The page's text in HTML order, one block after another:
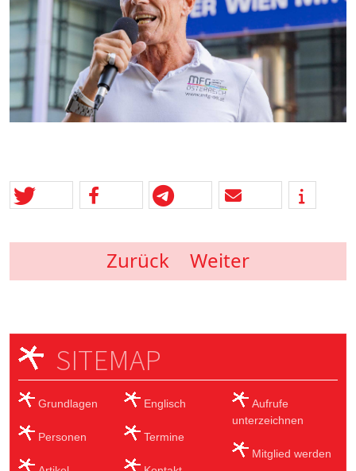
Zurück Weiter
SITEMAP
Grundlagen
Personen
Englisch
Termine
Aufrufe
unterzeichnen
Mitglied werden